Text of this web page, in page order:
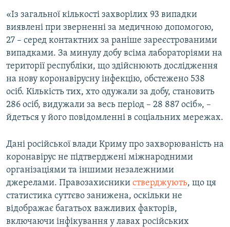
УКРАЇНСЬКА ПРОБЛЕМА КРИМУ
ІНФОГРАФІКА
Qırımtatar
ДОЛУЧАЙСЯ!
Усі сайти RFE/RL
«Із загальної кількості захворілих 93 випадки
виявлені при зверненні за медичною допомогою,
27 – серед контактних за раніше зареєстрованими
випадками. За минулу добу всіма лабораторіями на
території республіки, що здійснюють дослідження
на нову коронавірусну інфекцію, обстежено 538
осіб. Кількість тих, хто одужали за добу, становить
286 осіб, видужали за весь період – 28 887 осіб», –
йдеться у його повідомленні в соціальних мережах.
Дані російської влади Криму про захворюваність на
коронавірус не підтверджені міжнародними
організаціями та іншими незалежними
джерелами. Правозахисники стверджують, що ця
статистика суттєво занижена, оскільки не
відображає багатьох важливих факторів,
включаючи інфікування у лавах російських